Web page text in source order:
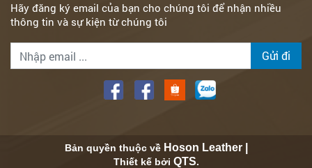
Hãy đăng ký email của bạn cho chúng tôi để nhận nhiều
thông tin và sự kiện từ chúng tôi
Gửi đi
Bản quyền thuộc về Hoson Leather |
Thiết kế bởi QTS.